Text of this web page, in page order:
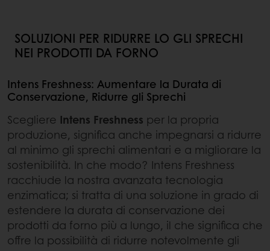
SOLUZIONI PER RIDURRE LO GLI SPRECHI
NEI PRODOTTI DA FORNO
Intens Freshness: Aumentare la Durata di
Conservazione, Ridurre gli Sprechi
Scegliere Intens Freshness per la propria
produzione, significa anche impegnarsi a ridurre
al minimo gli sprechi alimentari e a migliorare la
sostenibilità. In che modo? Intens Freshness
racchiude la nostra avanzata tecnologia
enzimatica; si tratta di una soluzione in grado di
estendere la durata di conservazione dei
prodotti da forno più a lungo, il che significa che
offre la possibilità di ridurre notevolmente gli